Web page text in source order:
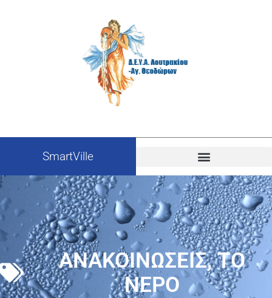
SmartVille
ΑΝΑΚΟΙΝΩΣΕΙΣ,ΤΟ
ΝΕΡΟ